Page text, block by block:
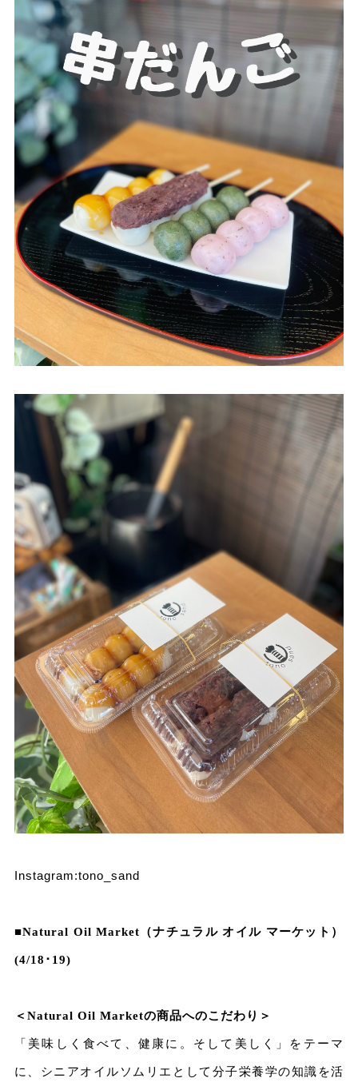
Instagram:tono_sand
■Natural Oil Market （ナチュラル オイル マーケット）
(4/18･19)
＜Natural Oil Marketの商品へのこだわり＞
「美味しく食べて、健康に。そして美しく」をテーマ
に、シニアオイルソムリエとして分子栄養学の知識を活